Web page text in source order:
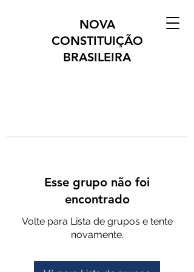
NOVA
CONSTITUIÇÃO
BRASILEIRA
Esse grupo não foi
encontrado
Volte para Lista de grupos e tente
novamente.